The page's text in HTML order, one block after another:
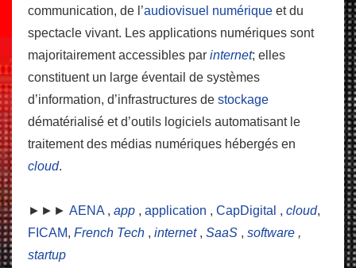
communication, de l’audiovisuel numérique et du
spectacle vivant. Les applications numériques sont
majoritairement accessibles par internet; elles
constituent un large éventail de systèmes
d’information, d’infrastructures de stockage
dématérialisé et d’outils logiciels automatisant le
traitement des médias numériques hébergés en
cloud.
►►► AENA , app , application , CapDigital , cloud,
FICAM, French Tech , internet, SaaS , software ,
startup